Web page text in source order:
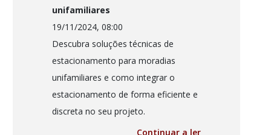
unifamiliares
19/11/2024, 08:00
Descubra soluções técnicas de
estacionamento para moradias
unifamiliares e como integrar o
estacionamento de forma eficiente e
discreta no seu projeto.
Continuar a ler